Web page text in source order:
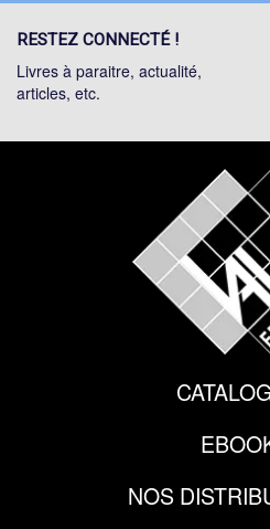
RESTEZ CONNECTÉ !
Livres à paraitre, actualité,
articles, etc.
NOS